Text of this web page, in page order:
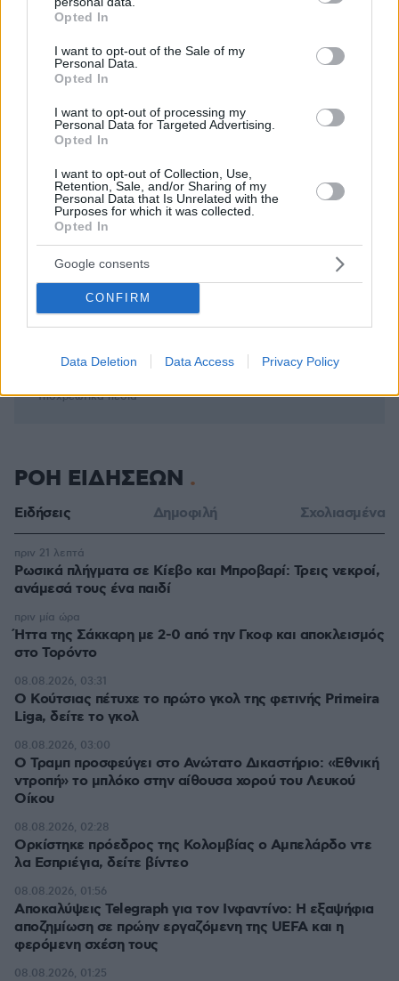
grant or deny consent to Google and its third-party tags to
use your data for below specified purposes in below Google
consent section.
Opted In
I want to opt-out of the Sale of my
Personal Data.
Opted In
I want to opt-out of processing my
Personal Data for Targeted Advertising.
Opted In
I want to opt-out of Collection, Use,
Retention, Sale, and/or Sharing of my
Personal Data that Is Unrelated with the
Purposes for which it was collected.
Opted In
Google consents
CONFIRM
Data Deletion Data Access Privacy Policy
ΣΧΌΛΙΟ *
Απομένουν2500χαρακτήρες
* Υποχρεωτικά πεδία
ΡΟΗ ΕΙΔΗΣΕΩΝ
Ειδήσεις Δημοφιλή Σχολιασμένα
Ρωσικά πλήγματα σε Κίεβο και Μπροβαρί: Τρεις νεκροί,
ανάμεσά τους ένα παιδί
πριν 21 λεπτά
Ήττα της Σάκκαρη με 2-0 από την Γκοφ και αποκλεισμός
στο Τορόντο
πριν μία ώρα
Ο Κούτσιας πέτυχε το πρώτο γκολ της φετινής Primeira
Liga, δείτε το γκολ
08.08.2026, 03:31
Ο Τραμπ προσφεύγει στο Ανώτατο Δικαστήριο: «Εθνική
ντροπή» το μπλόκο στην αίθουσα χορού του Λευκού
Οίκου
08.08.2026, 03:00
Ορκίστηκε πρόεδρος της Κολομβίας ο Αμπελάρδο ντε
λα Εσπριέγια, δείτε βίντεο
08.08.2026, 02:28
Αποκαλύψεις Telegraph για τον Ινφαντίνο: Η εξαψήφια
αποζημίωση σε πρώην εργαζόμενη της UEFA και η
φερόμενη σχέση τους
08.08.2026, 01:56
08.08.2026, 01:25